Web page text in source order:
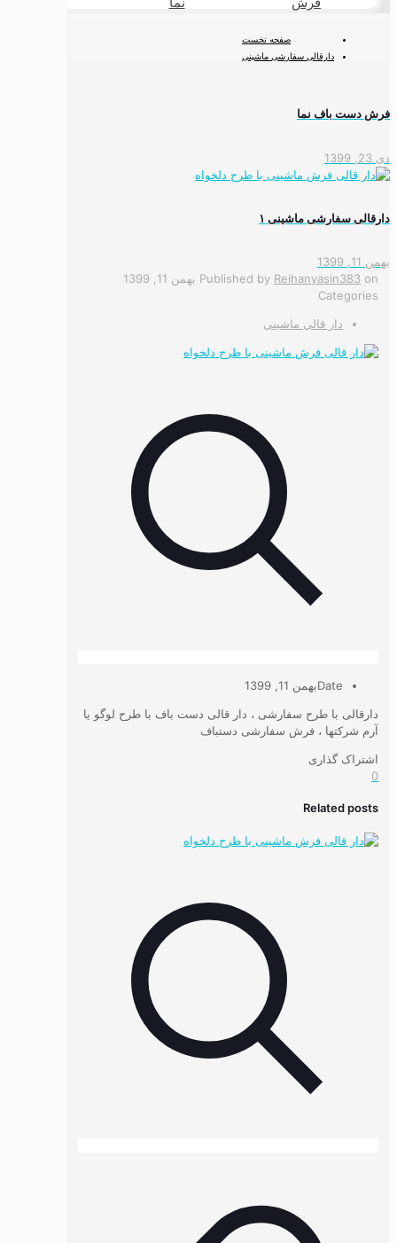
صفحه نخست
دارقالی سفارشی ماشینی
فرش دست باف نما
دی 23, 1399
دارقالی سفارشی ماشینی ۱
بهمن 11, 1399
Published by Reihanyasin383 on
بهمن 11, 1399
Categories
دار قالی ماشینی
Dateبهمن 11, 1399
دارقالی با طرح سفارشی ، دار قالی دست باف با طرح لوگو یا
آرم شرکتها ، فرش سفارشی دستباف
اشتراک گذاری
0
Related posts